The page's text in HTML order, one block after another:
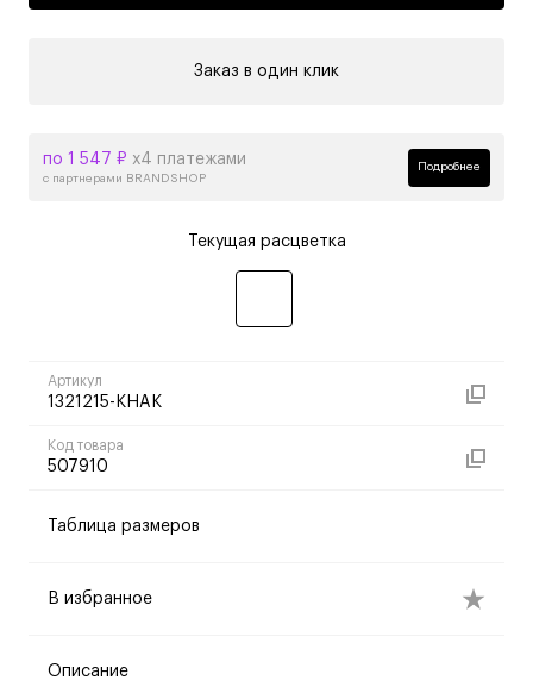
Заказ в один клик
по 1 547 ₽ х4 платежами
с партнерами BRANDSHOP
Подробнее
Текущая расцветка
Артикул
1321215-KHAK
Код товара
507910
Таблица размеров
В избранное
Описание